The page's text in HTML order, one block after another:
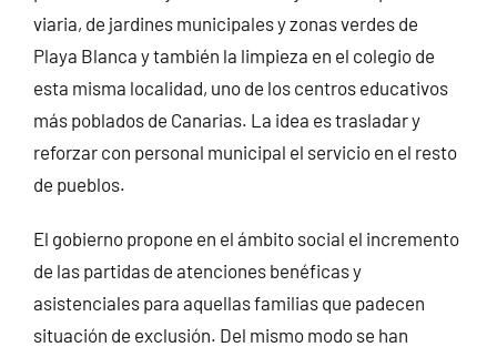
viaria, de jardines municipales y zonas verdes de
Playa Blanca y también la limpieza en el colegio de
esta misma localidad, uno de los centros educativos
más poblados de Canarias. La idea es trasladar y
reforzar con personal municipal el servicio en el resto
de pueblos.
El gobierno propone en el ámbito social el incremento
de las partidas de atenciones benéficas y
asistenciales para aquellas familias que padecen
situación de exclusión. Del mismo modo se han